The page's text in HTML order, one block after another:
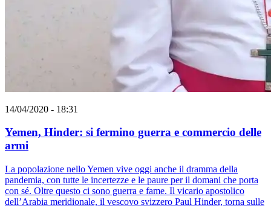
14/04/2020 - 18:31
Yemen, Hinder: si fermino guerra e commercio delle
armi
La popolazione nello Yemen vive oggi anche il dramma della
pandemia, con tutte le incertezze e le paure per il domani che porta
con sé. Oltre questo ci sono guerra e fame. Il vicario apostolico
dell’Arabia meridionale, il vescovo svizzero Paul Hinder, torna sulle